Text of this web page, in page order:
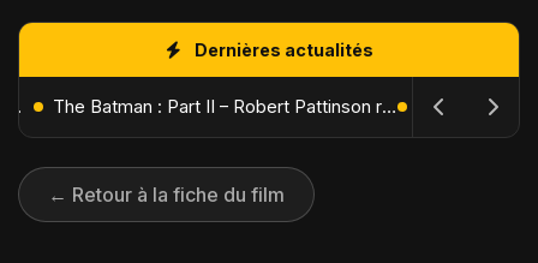
Dernières actualités
L'Âge de Glace : Le Réveil du Volcan – Manny, Sid et Diego de retour pour une aventure explosive The Batman : Part II – Robert Pattinson replonge dans les ténèbres de Gotham dès octobre 2027
← Retour à la fiche du film